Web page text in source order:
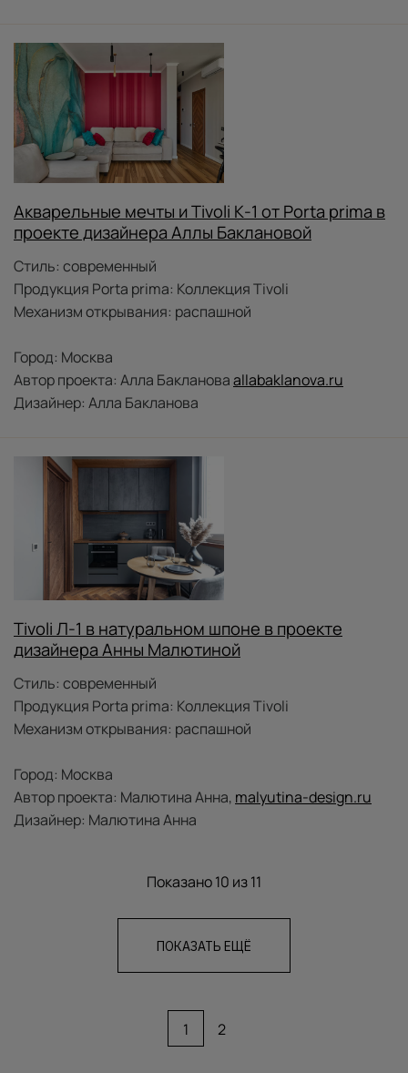
Акварельные мечты и Tivoli К-1 от Porta prima в
проекте дизайнера Аллы Баклановой
Стиль: современный
Продукция Porta prima: Коллекция Tivoli
Механизм открывания: распашной
Город: Москва
Автор проекта: Алла Баклановаallabaklanova.ru
Дизайнер: Алла Бакланова
Tivoli Л-1 в натуральном шпоне в проекте
дизайнера Анны Малютиной
Стиль: современный
Продукция Porta prima: Коллекция Tivoli
Механизм открывания: распашной
Город: Москва
Автор проекта: Малютина Анна, malyutina-design.ru
Дизайнер: Малютина Анна
Показано10 из 11
ПОКАЗАТЬ ЕЩË
1 2